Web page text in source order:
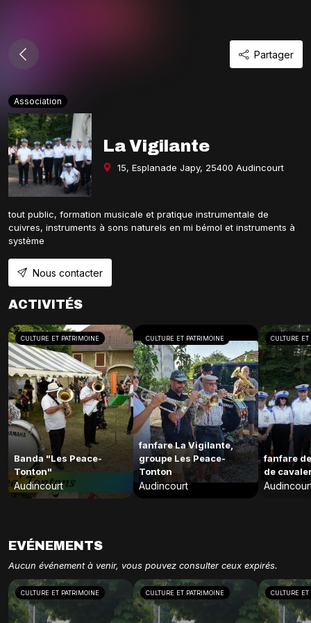
Partager
Association
La Vigilante
15, Esplanade Japy, 25400 Audincourt
tout public, formation musicale et pratique instrumentale de
cuivres, instruments à sons naturels en mi bémol et instruments à
système
Nous contacter
ACTIVITÉS
CULTURE ET PATRIMOINE
Banda "Les Peace-
Tonton"
Audincourt
CULTURE ET PATRIMOINE
fanfare La Vigilante,
groupe Les Peace-
Tonton
Audincourt
CULTURE
fanfare
de
EVÉNEMENTS
Aucun événement à venir, vous pouvez consulter ceux expirés.
CULTURE ET PATRIMOINE CULTURE ET PATRIMOINE CULTURE